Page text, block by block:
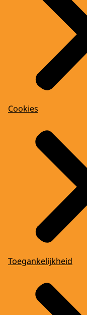
Cookies
Toegankelijkheid